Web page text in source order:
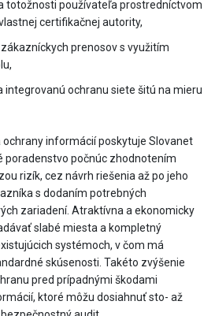
totožnosti používateľa prostredníctvom
certifikačnej autority,
prenosov s využitím
integrovanú ochranu siete šitú na mieru
ochrany informácií poskytuje Slovanet
poradenstvo počnúc zhodnotením
rizík, cez návrh riešenia až po jeho
s dodaním potrebných
zariadení. Atraktívna a ekonomicky
slabé miesta a kompletný
systémoch, v čom má
skúsenosti. Takéto zvýšenie
pred prípadnými škodami
ktoré môžu dosiahnuť sto- až